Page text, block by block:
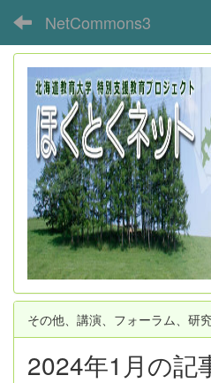
NetCommons3
その他、講演、フォーラム、研
2024年1月の記